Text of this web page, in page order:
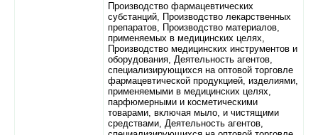
Производство фармацевтических
субстанций, Производство лекарственных
препаратов, Производство материалов,
применяемых в медицинских целях,
Производство медицинских инструментов и
оборудования, Деятельность агентов,
специализирующихся на оптовой торговле
фармацевтической продукцией, изделиями,
применяемыми в медицинских целях,
парфюмерными и косметическими
товарами, включая мыло, и чистящими
средствами, Деятельность агентов,